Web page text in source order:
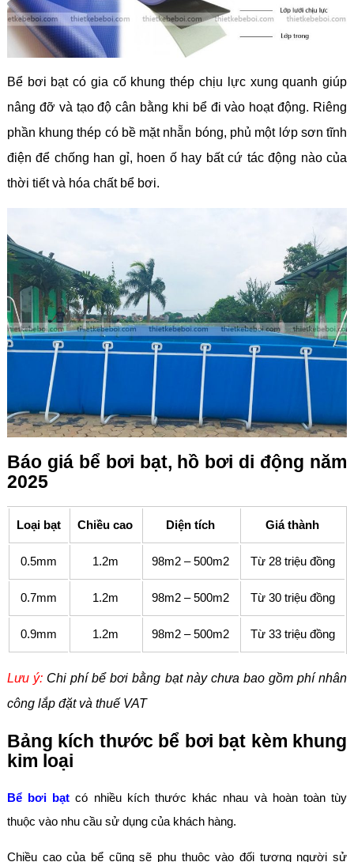
Bể bơi bạt có gia cố khung thép chịu lực xung quanh giúp
nâng đỡ và tạo độ cân bằng khi bể đi vào hoạt động. Riêng
phần khung thép có bề mặt nhẵn bóng, phủ một lớp sơn tĩnh
điện để chống han gỉ, hoen ố hay bất cứ tác động nào của
thời tiết và hóa chất bể bơi.
Báo giá bể bơi bạt, hồ bơi di động năm
2025
Loại bạt Chiều cao Diện tích Giá thành
0.5mm 1.2m 98m2 – 500m2 Từ 28 triệu đồng
0.7mm 1.2m 98m2 – 500m2 Từ 30 triệu đồng
0.9mm 1.2m 98m2 – 500m2 Từ 33 triệu đồng
Lưu ý: Chi phí bể bơi bằng bạt này chưa bao gồm phí nhân
công lắp đặt và thuế VAT
Bảng kích thước bể bơi bạt kèm khung
kim loại
Bể bơi bạtcó nhiều kích thước khác nhau và hoàn toàn tùy
thuộc vào nhu cầu sử dụng của khách hàng.
Chiều cao của bể cũng sẽ phụ thuộc vào đối tượng người sử